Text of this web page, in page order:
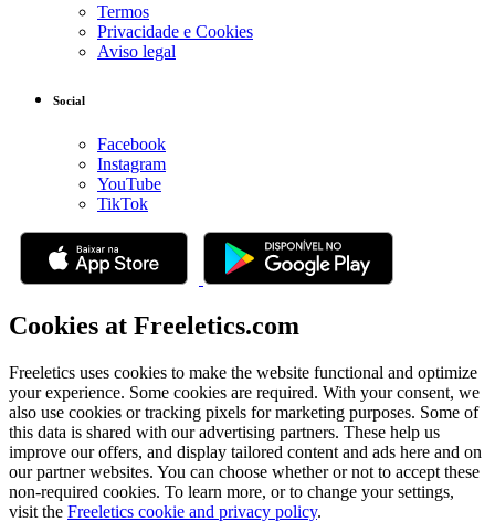
Termos
Privacidade e Cookies
Aviso legal
Social
Facebook
Instagram
YouTube
TikTok
Cookies at Freeletics.com
Freeletics uses cookies to make the website functional and optimize
your experience. Some cookies are required. With your consent, we
also use cookies or tracking pixels for marketing purposes. Some of
this data is shared with our advertising partners. These help us
improve our offers, and display tailored content and ads here and on
our partner websites. You can choose whether or not to accept these
non-required cookies. To learn more, or to change your settings,
visit the Freeletics cookie and privacy policy.